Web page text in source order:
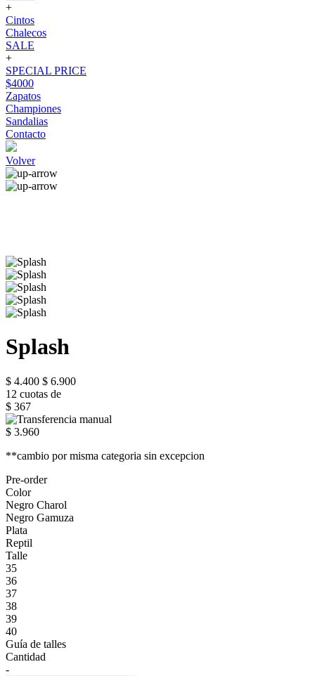
+
Cintos
Chalecos
SALE
+
SPECIAL PRICE
$4000
Zapatos
Championes
Sandalias
Contacto
Volver
Splash
$ 4.400 $ 6.900
12 cuotas de
$ 367
$ 3.960
**cambio por misma categoria sin excepcion
Pre-order
Color
Negro Charol
Negro Gamuza
Plata
Reptil
Talle
35
36
37
38
39
40
Guía de talles
Cantidad
-